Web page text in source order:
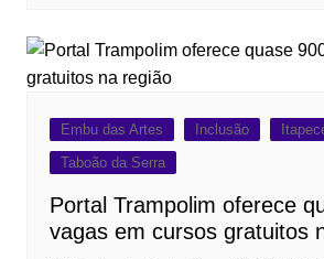
Embu das Artes Inclusão
Taboão da Serra
Portal Trampolim oferece
vagas em cursos gratuitos